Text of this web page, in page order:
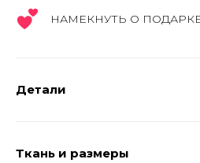
НАМЕКНУТЬ О
Детали
Ткань и размеры